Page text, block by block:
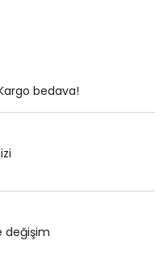
bedava!
değişim